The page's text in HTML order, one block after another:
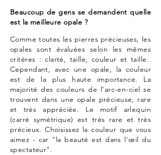
Beaucoup de gens se demandent quelle
est la meilleure opale ?
Comme toutes les pierres précieuses, les
opales sont évaluées selon les mêmes
critères : clarté, taille, couleur et taille.
Cependant, avec une opale, la couleur
est de la plus haute importance. La
majorité des couleurs de l'arc-en-ciel se
trouvent dans une opale précieuse, rare
et très appréciée. Le motif arlequin
(carré symétrique) est très rare et très
précieux. Choisissez la couleur que vous
aimez - car "la beauté est dans l'œil du
spectateur".